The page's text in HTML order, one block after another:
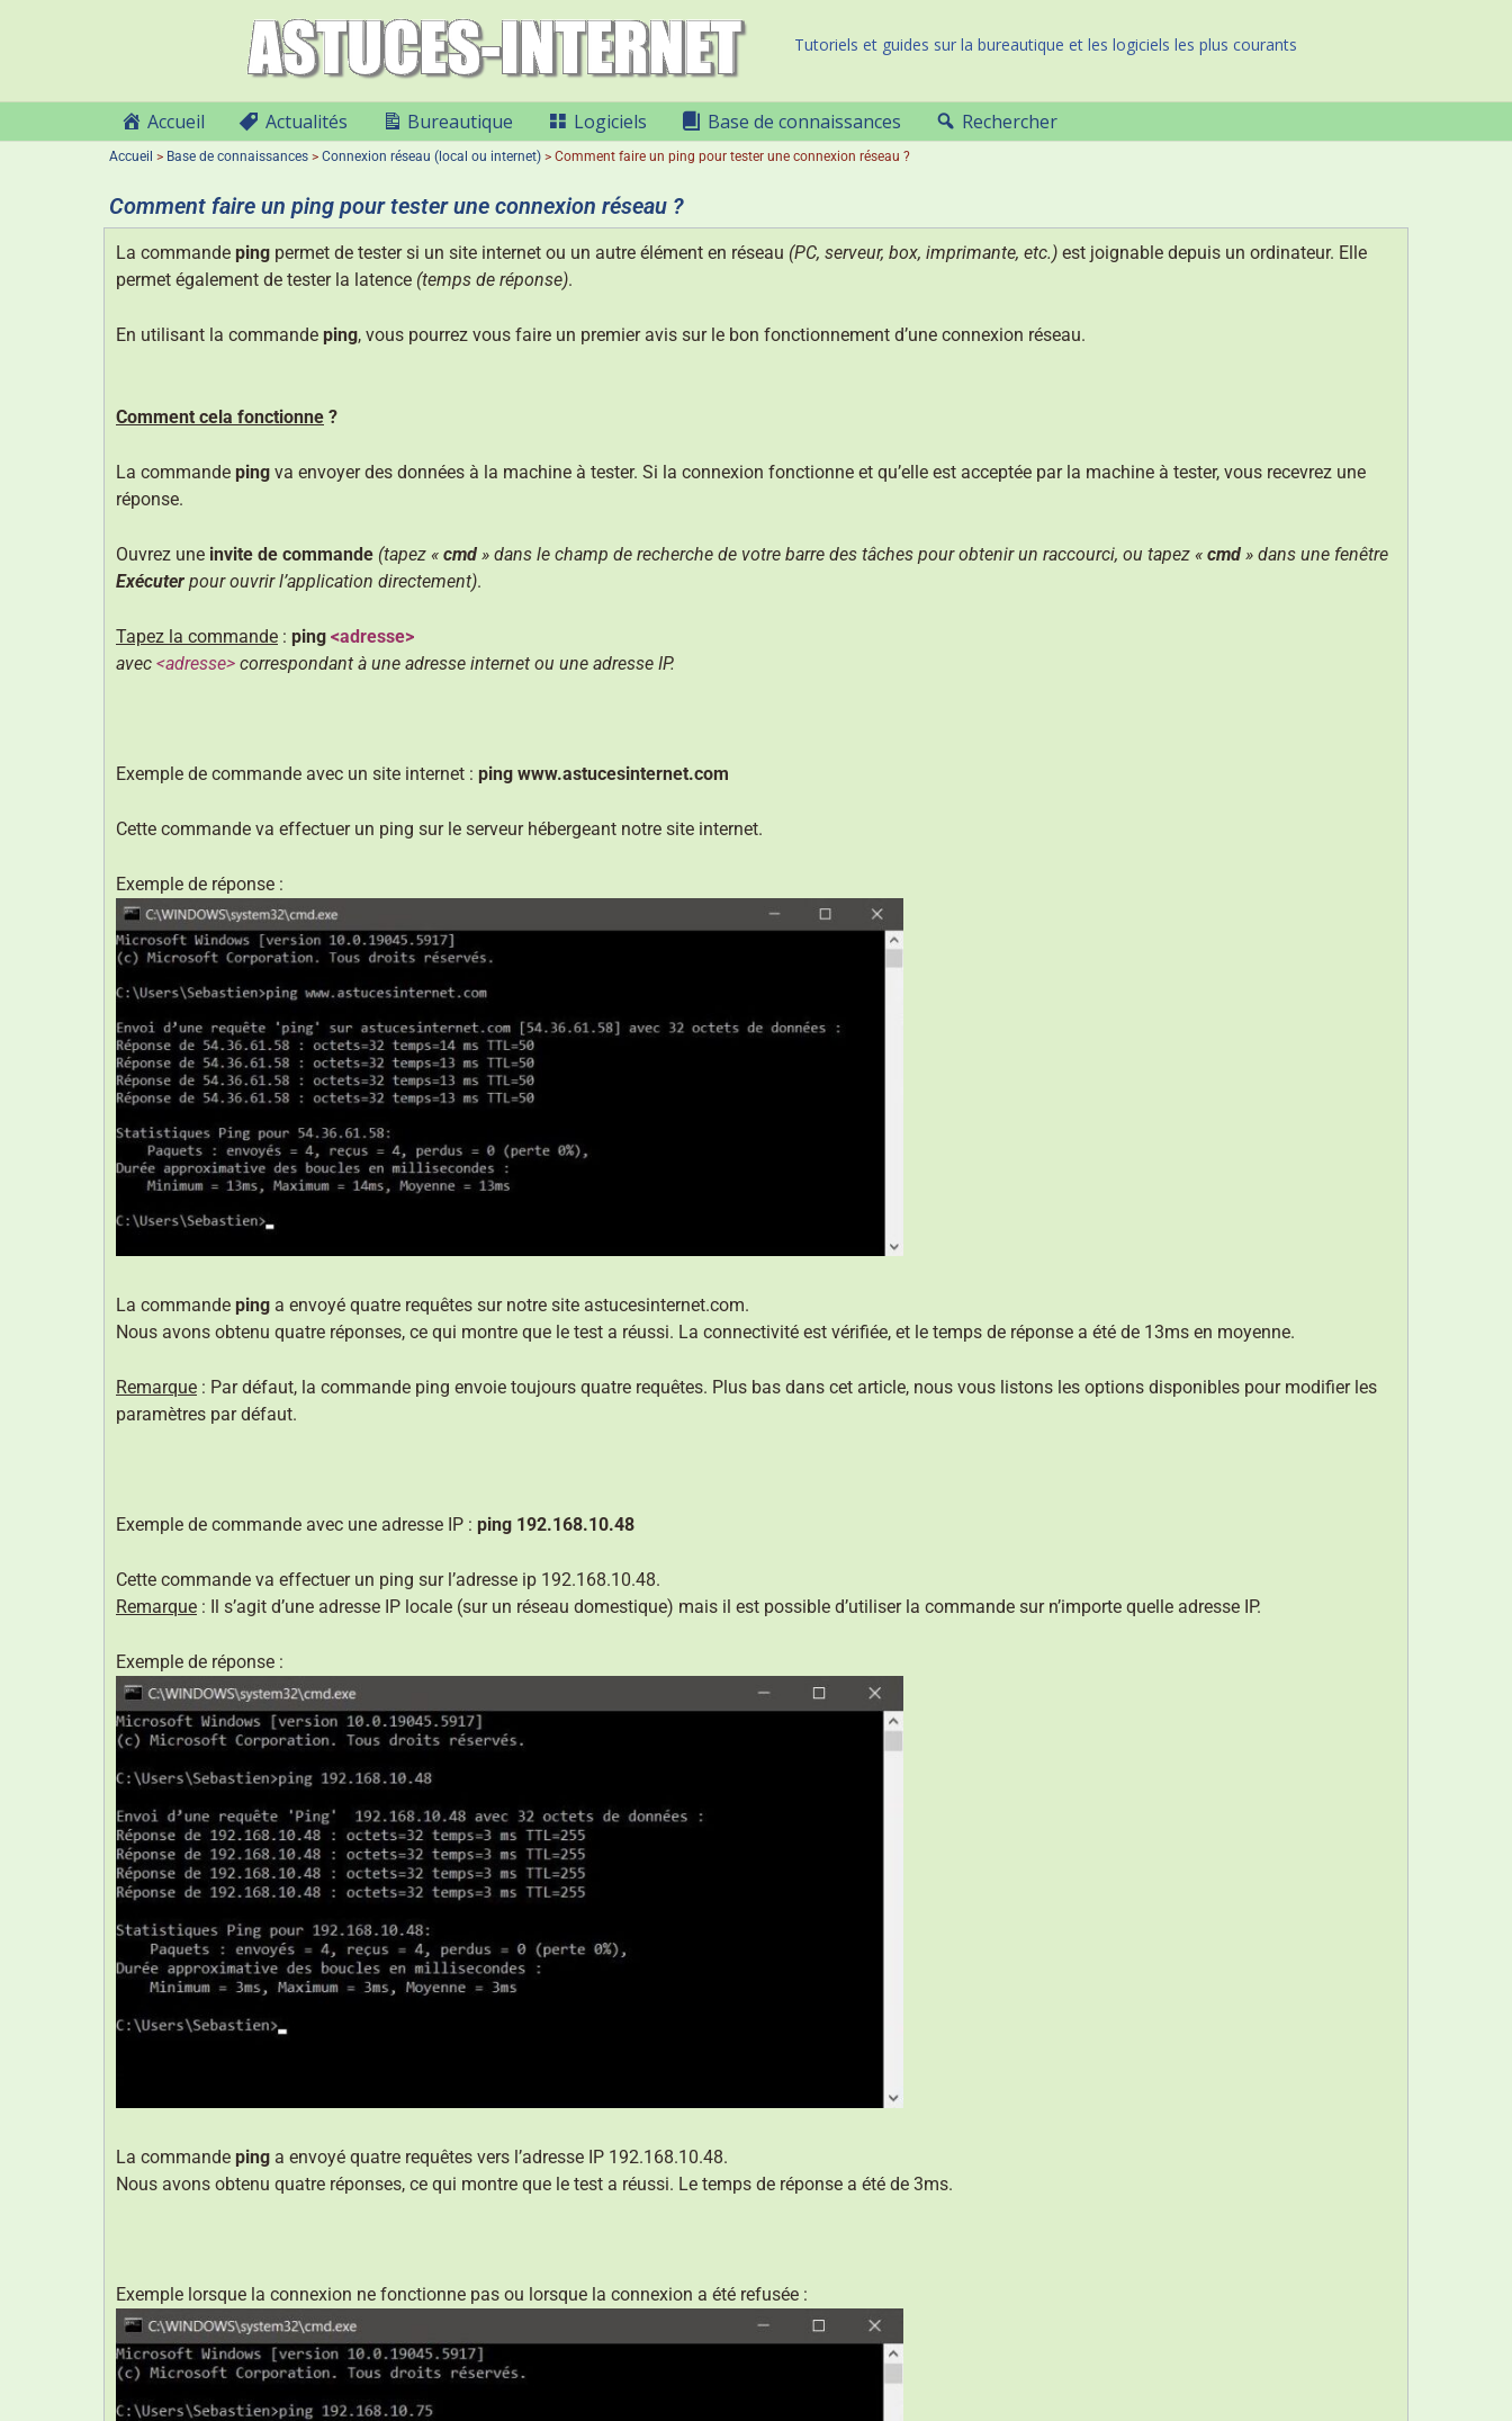
Tutoriels et guides sur la bureautique et les logiciels les plus courants
Accueil Actualités Bureautique Logiciels Base de connaissances Rechercher
Accueil > Base de connaissances > Connexion réseau (local ou internet) > Comment faire un ping pour tester une connexion réseau ?
Comment faire un ping pour tester une connexion réseau ?
La commande ping permet de tester si un site internet ou un autre élément en réseau (PC, serveur, box, imprimante, etc.) est joignable depuis un ordinateur. Elle
permet également de tester la latence (temps de réponse).
En utilisant la commande ping, vous pourrez vous faire un premier avis sur le bon fonctionnement d’une connexion réseau.
Comment cela fonctionne ?
La commande ping va envoyer des données à la machine à tester. Si la connexion fonctionne et qu’elle est acceptée par la machine à tester, vous recevrez une
réponse.
Ouvrez une invite de commande (tapez « cmd » dans le champ de recherche de votre barre des tâches pour obtenir un raccourci, ou tapez « cmd » dans une fenêtre
Exécuter pour ouvrir l’application directement).
Tapez la commande : ping <adresse>
avec <adresse> correspondant à une adresse internet ou une adresse IP.
Exemple de commande avec un site internet : ping www.astucesinternet.com
Cette commande va effectuer un ping sur le serveur hébergeant notre site internet.
Exemple de réponse :
La commande ping a envoyé quatre requêtes sur notre site astucesinternet.com.
Nous avons obtenu quatre réponses, ce qui montre que le test a réussi. La connectivité est vérifiée, et le temps de réponse a été de 13ms en moyenne.
Remarque : Par défaut, la commande ping envoie toujours quatre requêtes. Plus bas dans cet article, nous vous listons les options disponibles pour modifier les
paramètres par défaut.
Exemple de commande avec une adresse IP : ping 192.168.10.48
Cette commande va effectuer un ping sur l’adresse ip 192.168.10.48.
Remarque : Il s’agit d’une adresse IP locale (sur un réseau domestique) mais il est possible d’utiliser la commande sur n’importe quelle adresse IP.
Exemple de réponse :
La commande ping a envoyé quatre requêtes vers l’adresse IP 192.168.10.48.
Nous avons obtenu quatre réponses, ce qui montre que le test a réussi. Le temps de réponse a été de 3ms.
Exemple lorsque la connexion ne fonctionne pas ou lorsque la connexion a été refusée :